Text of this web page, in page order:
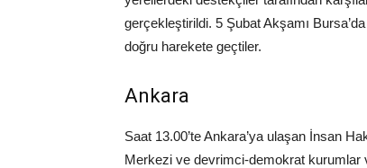
gerçekleştirildi. 5 Şubat Akşamı
doğru harekete geçtiler.
Ankara
Saat 13.00’te Ankara’ya ulaşan İnsan
Merkezi ve devrimci-demokrat kurumlar